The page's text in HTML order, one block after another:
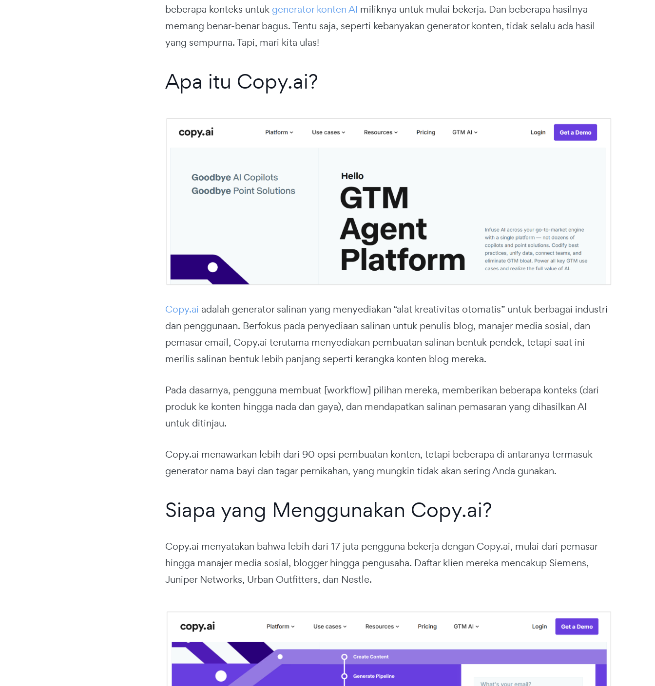
beberapa konteks untuk generator konten AI miliknya untuk mulai bekerja. Dan beberapa hasilnya
memang benar-benar bagus. Tentu saja, seperti kebanyakan generator konten, tidak selalu ada hasil
yang sempurna. Tapi, mari kita ulas!
Apa itu Copy.ai?
Copy.ai adalah generator salinan yang menyediakan “alat kreativitas otomatis” untuk berbagai industri
dan penggunaan. Berfokus pada penyediaan salinan untuk penulis blog, manajer media sosial, dan
pemasar email, Copy.ai terutama menyediakan pembuatan salinan bentuk pendek, tetapi saat ini
merilis salinan bentuk lebih panjang seperti kerangka konten blog mereka.
Pada dasarnya, pengguna membuat [workflow] pilihan mereka, memberikan beberapa konteks (dari
produk ke konten hingga nada dan gaya), dan mendapatkan salinan pemasaran yang dihasilkan AI
untuk ditinjau.
Copy.ai menawarkan lebih dari 90 opsi pembuatan konten, tetapi beberapa di antaranya termasuk
generator nama bayi dan tagar pernikahan, yang mungkin tidak akan sering Anda gunakan.
Siapa yang Menggunakan Copy.ai?
Copy.ai menyatakan bahwa lebih dari 17 juta pengguna bekerja dengan Copy.ai, mulai dari pemasar
hingga manajer media sosial, blogger hingga pengusaha. Daftar klien mereka mencakup Siemens,
Juniper Networks, Urban Outfitters, dan Nestle.